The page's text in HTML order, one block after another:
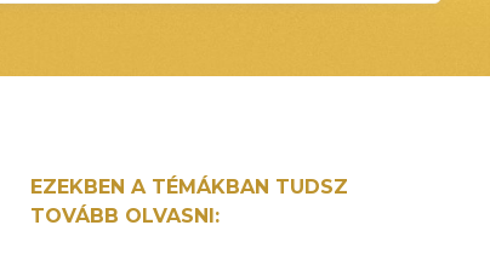
EZEKBEN A TÉMÁKBAN TUDSZ
TOVÁBB OLVASNI: